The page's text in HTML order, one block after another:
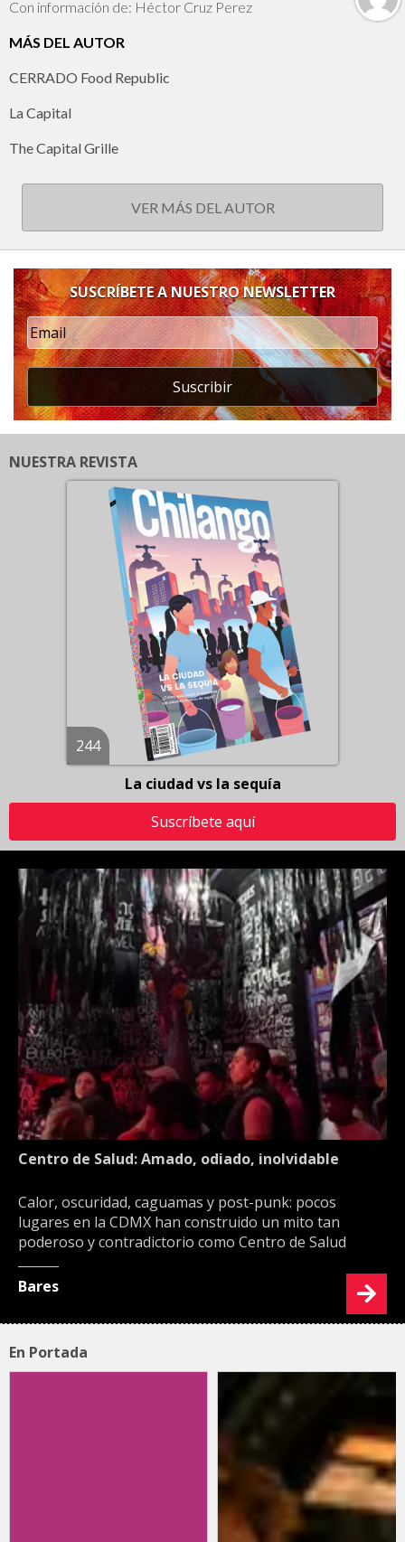
Con información de: Héctor Cruz Perez
MÁS DEL AUTOR
CERRADO Food Republic
La Capital
The Capital Grille
VER MÁS DEL AUTOR
SUSCRÍBETE A NUESTRO NEWSLETTER
Suscribir
NUESTRA REVISTA
244
La ciudad vs la sequía
Suscríbete aquí
Centro de Salud: Amado, odiado, inolvidable
Calor, oscuridad, caguamas y post-punk: pocos
lugares en la CDMX han construido un mito tan
poderoso y contradictorio como Centro de Salud
Bares
En Portada